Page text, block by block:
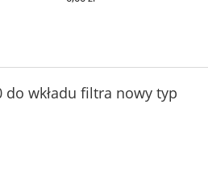
do wkładu filtra nowy typ